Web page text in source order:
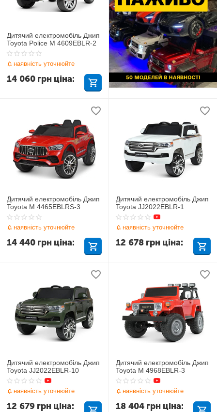
Дитячий електромобіль Джип
Toyota Police M 4609EBLR-2
наявність уточнюйте
14 060 грн ціна:
Дитячий електромобіль Джип
Toyota M 4465EBLRS-3
наявність уточнюйте
14 440 грн ціна:
Дитячий електромобіль Джип
Toyota JJ2022EBLR-1
наявність уточнюйте
12 678 грн ціна:
Дитячий електромобіль Джип
Toyota JJ2022EBLR-10
наявність уточнюйте
12 679 грн ціна:
Дитячий електромобіль Джип
Toyota M 4968EBLR-3
наявність уточнюйте
18 404 грн ціна: